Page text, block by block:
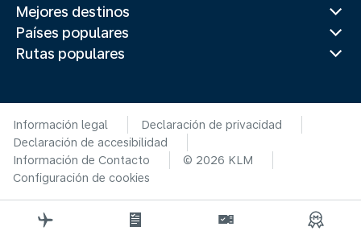
Mejores destinos
Países populares
Rutas populares
Información legal
Declaración de privacidad
Declaración de accesibilidad
Información de Contacto
© 2026 KLM
Configuración de cookies